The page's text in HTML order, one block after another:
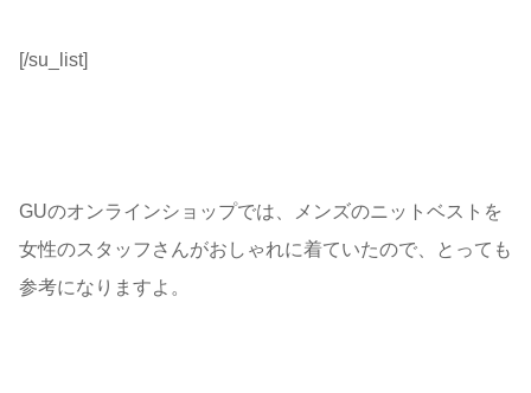
[/su_list]
GUのオンラインショップでは、メンズのニットベストを
女性のスタッフさんがおしゃれに着ていたので、とっても
参考になりますよ。